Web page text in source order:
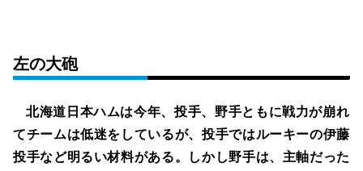
左の大砲
北海道日本ハムは今年、投手、野手ともに戦力が崩れ
てチームは低迷をしているが、投手ではルーキーの伊藤
投手など明るい材料がある。しかし野手は、主軸だった